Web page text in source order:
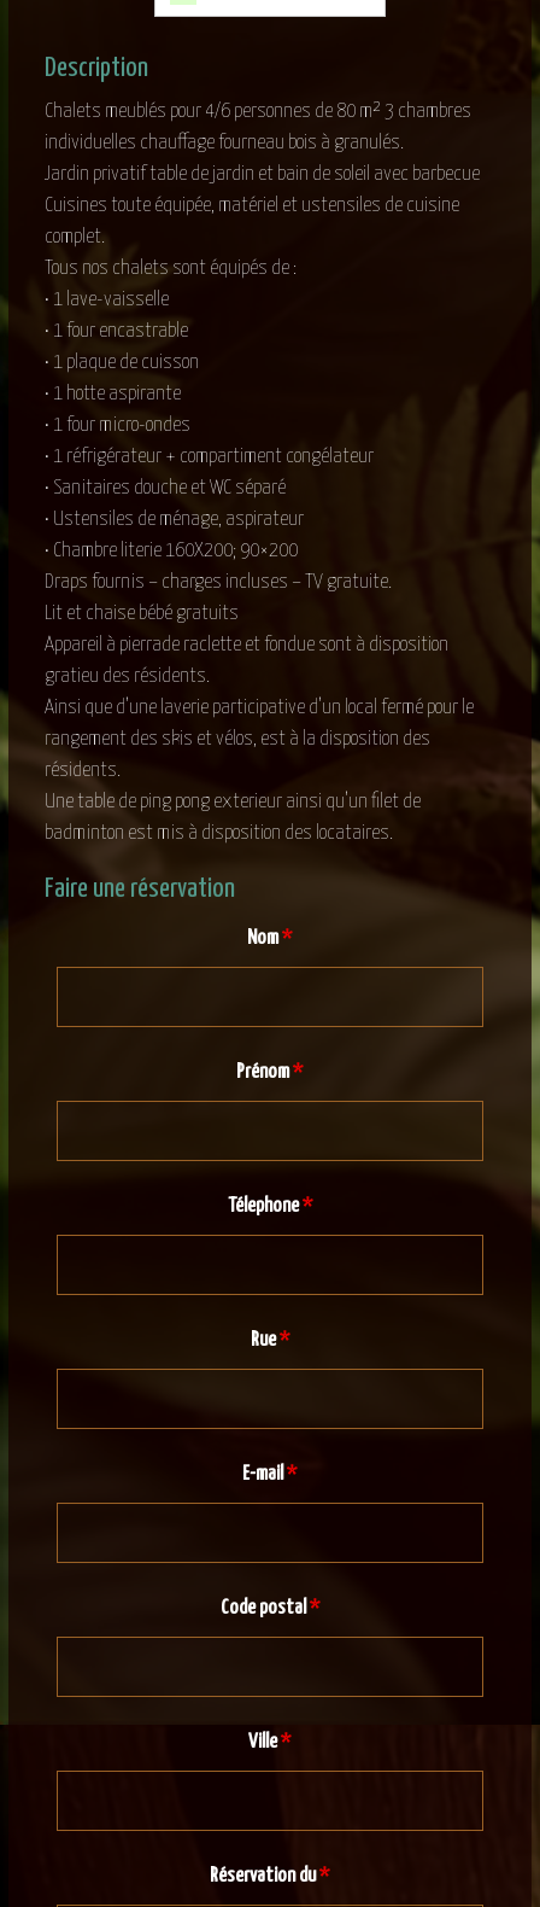
Description
Chalets meublés pour 4/6 personnes de 80 m² 3 chambres
individuelles chauffage fourneau bois à granulés.
Jardin privatif table de jardin et bain de soleil avec barbecue
Cuisines toute équipée, matériel et ustensiles de cuisine
complet.
Tous nos chalets sont équipés de :
• 1 lave-vaisselle
• 1 four encastrable
• 1 plaque de cuisson
• 1 hotte aspirante
• 1 four micro-ondes
• 1 réfrigérateur + compartiment congélateur
• Sanitaires douche et WC séparé
• Ustensiles de ménage, aspirateur
• Chambre literie 160X200; 90×200
Draps fournis – charges incluses – TV gratuite.
Lit et chaise bébé gratuits
Appareil à pierrade raclette et fondue sont à disposition
gratieu des résidents.
Ainsi que d’une laverie participative d’un local fermé pour le
rangement des skis et vélos, est à la disposition des
résidents.
Une table de ping pong exterieur ainsi qu’un filet de
badminton est mis à disposition des locataires.
Faire une réservation
Nom*
Prénom*
Télephone*
Rue*
E-mail*
Code postal*
Ville*
Réservation du*